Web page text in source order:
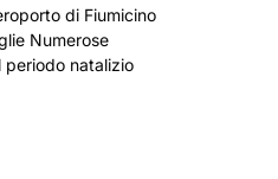
di Fiumicino
Numerose
natalizio